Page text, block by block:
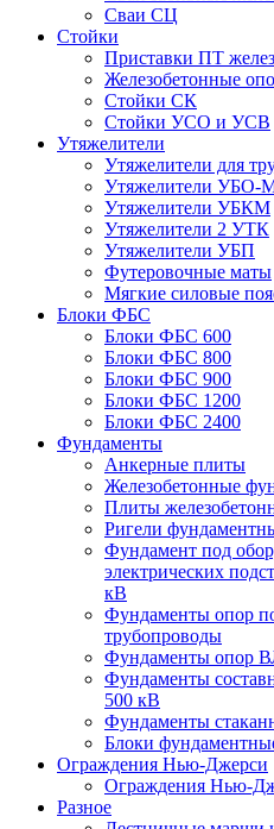
Сваи СЦ
Стойки
Приставки ПТ
Железобетонные
Стойки СК
Стойки УСО и УСВ
Утяжелители
Утяжелители для
Утяжелители УБО-
Утяжелители УБКМ
Утяжелители 2 УТК
Утяжелители УБП
Футеровочные маты
Мягкие силовые
Блоки ФБС
Блоки ФБС 600
Блоки ФБС 800
Блоки ФБС 900
Блоки ФБС 1200
Блоки ФБС 2400
Фундаменты
Анкерные плиты
Железобетонные
Плиты
Ригели
Фундамент под
электрических
кВ
Фундаменты опор
трубопроводы
Фундаменты опор
Фундаменты
500 кВ
Фундаменты
Блоки
Ограждения Нью-Джерси
Ограждения Нью-
Разное